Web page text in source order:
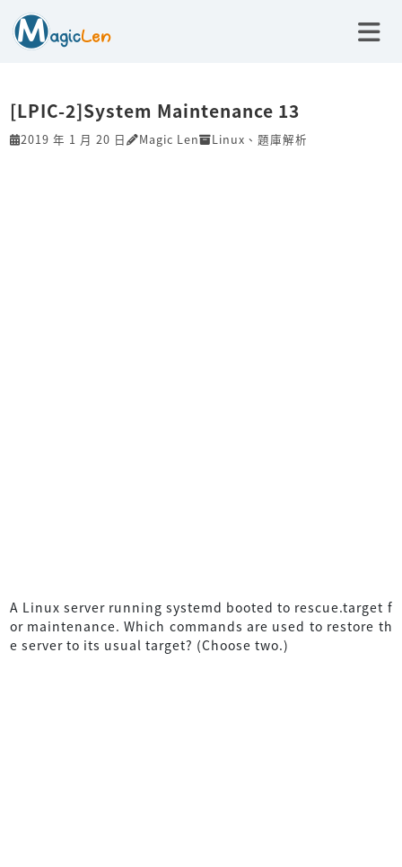
[LPIC-2]System Maintenance 13
2019 年 1 月 20 日 Magic Len Linux 、 題庫解析
A Linux server running systemd booted to rescue.target f
or maintenance. Which commands are used to restore th
e server to its usual target? (Choose two.)